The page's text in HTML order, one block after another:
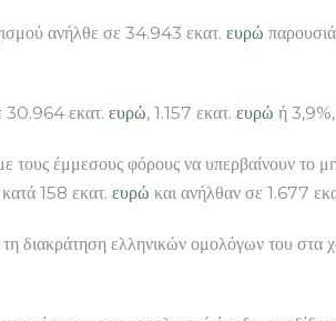
ανήλθε σε 34.943 εκατ. ευρώ
30.964 εκατ. ευρώ, 1.157 εκατ. ευρώ ή 3,9%,
έμμεσους φόρους να υπερβαίνουν το
158 εκατ. ευρώ και ανήλθαν σε 1.677
διακράτηση ελληνικών ομολόγων του στα